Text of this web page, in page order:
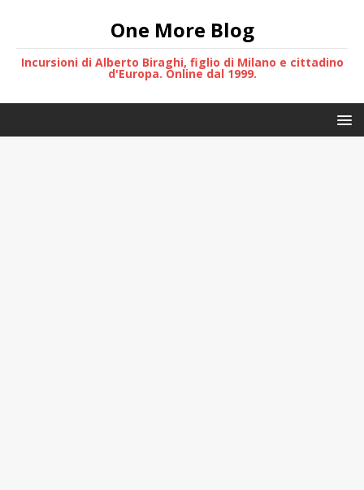
One More Blog
Incursioni di Alberto Biraghi, figlio di Milano e cittadino
d'Europa. Online dal 1999.